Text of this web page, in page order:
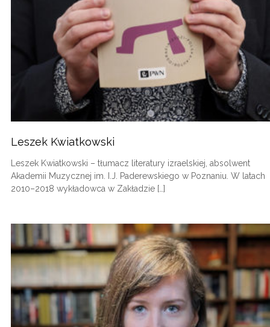
Leszek Kwiatkowski
Leszek Kwiatkowski – tłumacz literatury izraelskiej, absolwent
Akademii Muzycznej im. I.J. Paderewskiego w Poznaniu. W latach
2010–2018 wykładowca w Zakładzie […]